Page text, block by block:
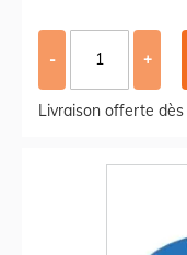
- +
Livraison offerte dès